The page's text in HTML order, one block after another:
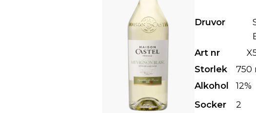
Druvor
Art nr
Storlek
750
Alkohol
12%
Socker
2